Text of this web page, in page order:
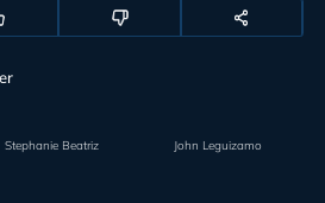
Stephanie Beatriz John Leguizamo